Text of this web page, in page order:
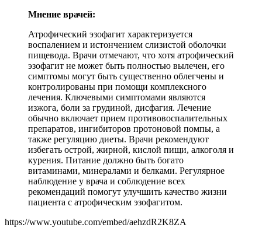
Мнение врачей:
Атрофический эзофагит характеризуется
воспалением и истончением слизистой оболочки
пищевода. Врачи отмечают, что хотя атрофический
эзофагит не может быть полностью вылечен, его
симптомы могут быть существенно облегчены и
контролированы при помощи комплексного
лечения. Ключевыми симптомами являются
изжога, боли за грудиной, дисфагия. Лечение
обычно включает прием противовоспалительных
препаратов, ингибиторов протоновой помпы, а
также регуляцию диеты. Врачи рекомендуют
избегать острой, жирной, кислой пищи, алкоголя и
курения. Питание должно быть богато
витаминами, минералами и белками. Регулярное
наблюдение у врача и соблюдение всех
рекомендаций помогут улучшить качество жизни
пациента с атрофическим эзофагитом.
https://www.youtube.com/embed/aehzdR2K8ZA